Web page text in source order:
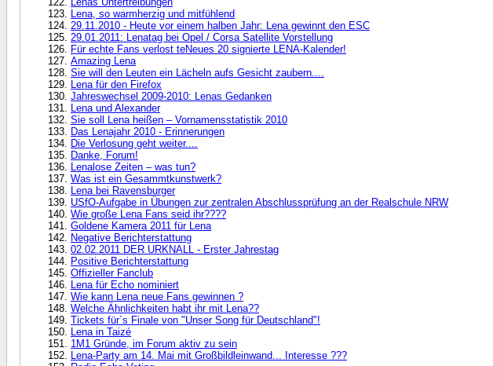
Lena, so warmherzig und mitfühlend
29.11.2010 - Heute vor einem halben Jahr: Lena gewinnt den ESC
29.01.2011: Lenatag bei Opel / Corsa Satellite Vorstellung
Für echte Fans verlost teNeues 20 signierte LENA-Kalender!
Amazing Lena
Sie will den Leuten ein Lächeln aufs Gesicht zaubern....
Lena für den Firefox
Jahreswechsel 2009-2010: Lenas Gedanken
Lena und Alexander
Sie soll Lena heißen – Vornamensstatistik 2010
Das Lenajahr 2010 - Erinnerungen
Die Verlosung geht weiter....
Danke, Forum!
Lenalose Zeiten – was tun?
Was ist ein Gesammtkunstwerk?
Lena bei Ravensburger
USfO-Aufgabe in Übungen zur zentralen Abschlussprüfung an der Realschule NRW
Wie große Lena Fans seid ihr????
Goldene Kamera 2011 für Lena
Negative Berichterstattung
02.02.2011 DER URKNALL - Erster Jahrestag
Positive Berichterstattung
Offizieller Fanclub
Lena für Echo nominiert
Wie kann Lena neue Fans gewinnen ?
Welche Ähnlichkeiten habt ihr mit Lena??
Tickets für´s Finale von "Unser Song für Deutschland"!
Lena in Taizé
1M1 Gründe, im Forum aktiv zu sein
Lena-Party am 14. Mai mit Großbildleinwand... Interesse ???